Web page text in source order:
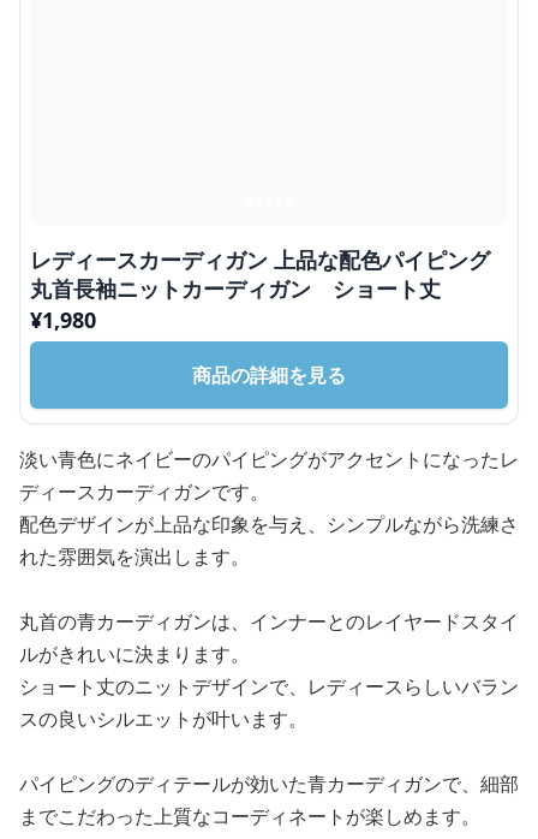
レディースカーディガン 上品な配色パイピング
丸首長袖ニットカーディガン ショート丈
¥1,980
商品の詳細を見る
淡い青色にネイビーのパイピングがアクセントになったレ
ディースカーディガンです。
配色デザインが上品な印象を与え、シンプルながら洗練さ
れた雰囲気を演出します。
丸首の青カーディガンは、インナーとのレイヤードスタイ
ルがきれいに決まります。
ショート丈のニットデザインで、レディースらしいバラン
スの良いシルエットが叶います。
パイピングのディテールが効いた青カーディガンで、細部
までこだわった上質なコーディネートが楽しめます。